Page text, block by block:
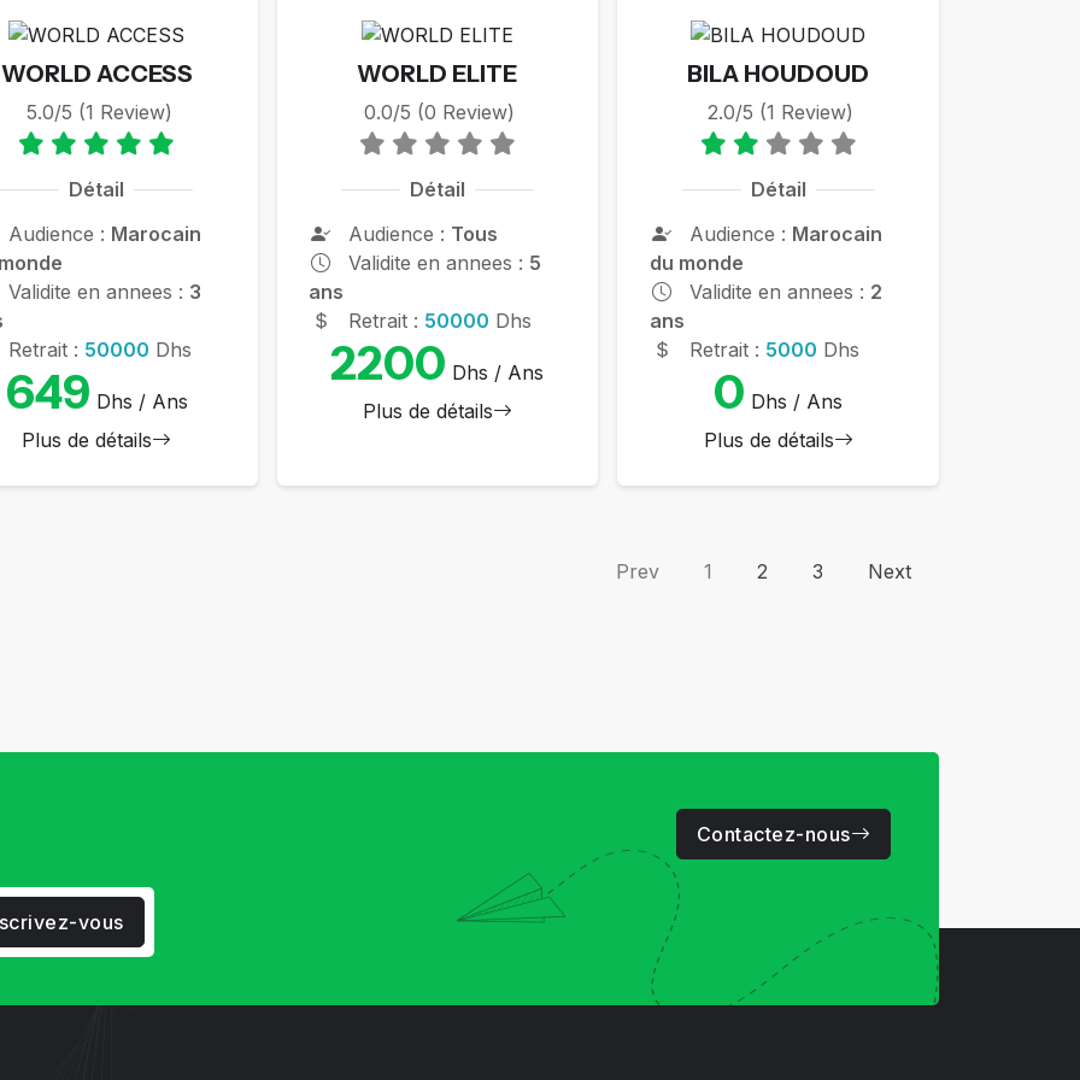
WORLD ACCESS
5.0/5 (1 Review)
Détail
Audience : Marocain
Validite en annees : 3
Retrait : 50000 Dhs
649 Dhs / Ans
Plus de détails
WORLD ELITE
0.0/5 (0 Review)
Détail
Audience : Tous
Validite en annees : 5
ans
Retrait : 50000 Dhs
2200 Dhs / Ans
Plus de détails
BILA HOUDOUD
2.0/5 (1 Review)
Détail
Audience : Marocain
du monde
Validite en annees : 2
ans
Retrait : 5000 Dhs
0 Dhs / Ans
Plus de détails
Prev 1 2 3 Next
vous
Contactez-nous